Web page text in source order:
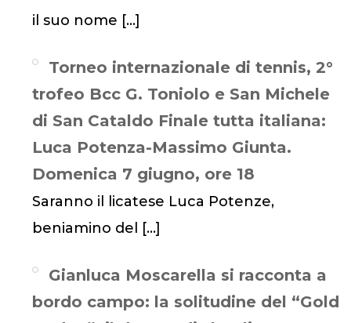
il suo nome […]
Torneo internazionale di tennis, 2°
trofeo Bcc G. Toniolo e San Michele
di San Cataldo Finale tutta italiana:
Luca Potenza-Massimo Giunta.
Domenica 7 giugno, ore 18
Saranno il licatese Luca Potenze,
beniamino del
[…]
Gianluca Moscarella si racconta a
bordo campo: la solitudine del “Gold